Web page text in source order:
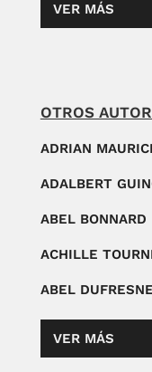
VER MÁS
OTROS
ADRIAN
ADALBERT
ABEL BONNARD
ACHILLE
ABEL DUFRESNE
VER MÁS